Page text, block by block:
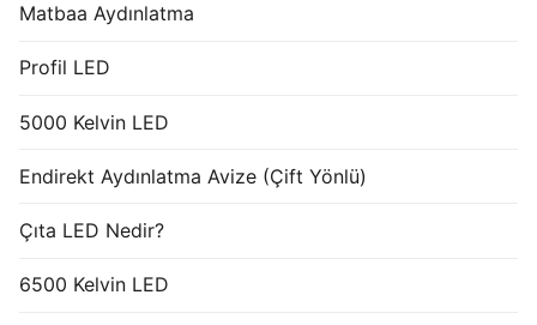
Matbaa Aydınlatma
Profil LED
5000 Kelvin LED
Endirekt Aydınlatma Avize (Çift Yönlü)
Çıta LED Nedir?
6500 Kelvin LED